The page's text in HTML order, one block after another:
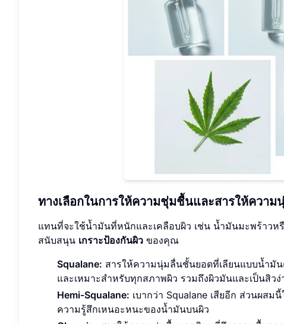
ทางเลือกในการให้ความชุ่มชื้นและสารให้ความ
แทนที่จะใช้น้ำมันที่หนักและเคลือบผิว เช่น น้ำมันมะพร้าวหรื
สนับสนุน เกราะป้องกันผิว ของคุณ
Squalane: สารให้ความนุ่มลื่นชั้นยอดที่เลียนแบบน้ำมั
และเหมาะสำหรับทุกสภาพผิว รวมถึงผิวมันและเป็นสิวง่
Hemi-Squalane: เบากว่า Squalane เสียอีก ส่วนผส
ความรู้สึกเหนอะหนะของน้ำมันบนผิว